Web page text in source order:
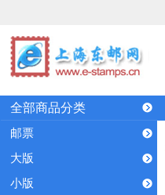
全部商品分类
邮票
大版
小版